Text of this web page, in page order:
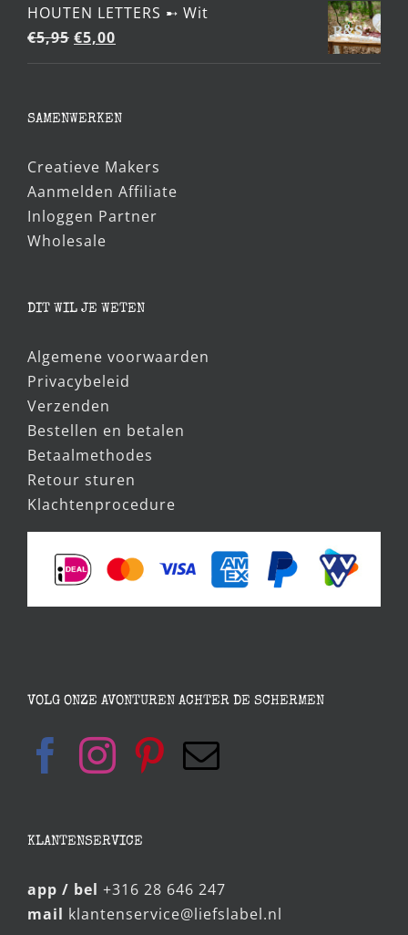
HOUTEN LETTERS ➸ Wit
€5,95 Oorspronkelijke
prijs
€5,95.
€5,00
prijs
€5,00.
SAMENWERKEN
Creatieve Makers
Aanmelden Affiliate
Inloggen Partner
Wholesale
DIT WIL JE WETEN
Algemene voorwaarden
Privacybeleid
Verzenden
Bestellen en betalen
Betaalmethodes
Retour sturen
Klachtenprocedure
VOLG ONZE AVONTUREN ACHTER DE SCHERMEN
KLANTENSERVICE
app / bel +316 28 646 247
mail klantenservice@liefslabel.nl